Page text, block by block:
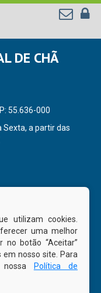
DE CHÃ
55.636-000
Sexta, a partir das
utilizam cookies.
uma melhor
no botão “Aceitar”
nosso site. Para
nossa
Política de